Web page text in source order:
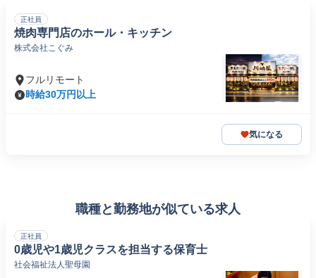
正社員
焼肉専門店のホール・キッチン
株式会社こぐみ
フルリモート
時給30万円以上
気になる
職種と勤務地が似ている求人
正社員
0歳児や1歳児クラスを担当する保育士
社会福祉法人聖母園